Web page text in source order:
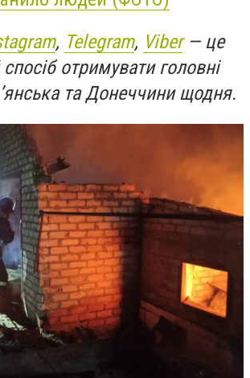
, Telegram, Viber— це
отримувати головні
та Донеччини щодня.